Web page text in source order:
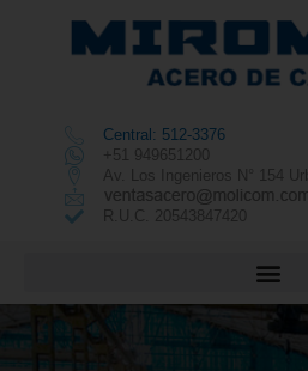
Central: 512-3376
+51 949651200
Av. Los Ingenieros N° 154
R.U.C. 20543847420